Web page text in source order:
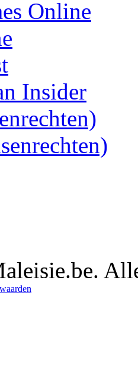
Online
Insider